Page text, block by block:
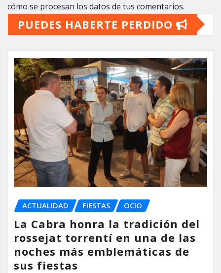
cómo se procesan los datos de tus comentarios.
PUEDES HABERTE PERDIDO
ACTUALIDAD FIESTAS OCIO
La Cabra honra la tradición del
rossejat torrentí en una de las
noches más emblemáticas de
sus fiestas